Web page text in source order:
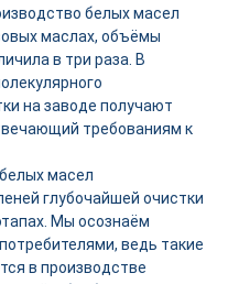
белых масел
маслах, объёмы
в три раза. В
на заводе получают
требованиям к
масел
глубочайшей очистки
Мы осознаём
ведь такие
в производстве